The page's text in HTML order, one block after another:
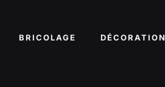
BRICOLAGE DÉCORATION